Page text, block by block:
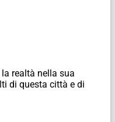
realtà nella sua
di questa città e di